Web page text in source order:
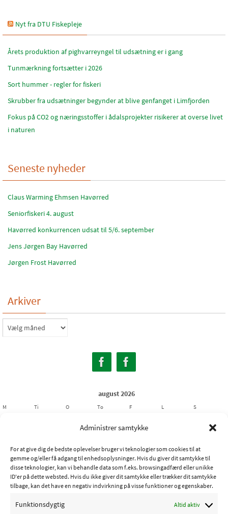
Administrer samtykke
For at give dig de bedste oplevelser bruger vi teknologier som cookies til at
gemme og/eller få adgang til enhedsoplysninger. Hvis du giver dit samtykke til
disse teknologier, kan vi behandle data som f.eks. browsingadfærd eller unikke
ID'er på dette websted. Hvis du ikke giver dit samtykke eller trækker dit samtykke
tilbage, kan det have en negativ indvirkning på visse funktioner og egenskaber.
Funktionsdygtig Altid aktiv
Nyt fra DTU Fiskepleje
Årets produktion af pighvarreyngel til udsætning er i gang
Tunmærkning fortsætter i 2026
Sort hummer - regler for fiskeri
Skrubber fra udsætninger begynder at blive genfanget i Limfjorden
Fokus på CO2 og næringsstoffer i ådalsprojekter risikerer at overse livet
i naturen
Seneste nyheder
Claus Warming Ehmsen Havørred
Seniorfiskeri 4. august
Havørred konkurrencen udsat til 5/6. september
Jens Jørgen Bay Havørred
Jørgen Frost Havørred
Arkiver
Arkiver
august 2026
M Ti O To F L S
10
11 12 13 14 15
17
18 19 20 21 22
23
24
25 26 27 28 29
30